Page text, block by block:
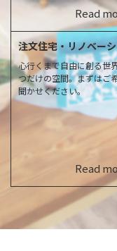
Read
注文住宅・リノベー
心行くまで自由に創る世
つだけの空間。まずはご
聞かせください。
Read